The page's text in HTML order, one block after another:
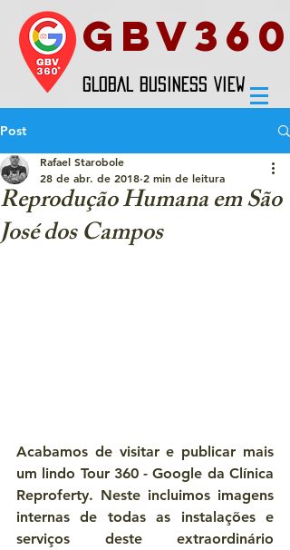
GBV360
GLOBAL BUSINESS VIEW
Post
Reprodução Humana em São
José dos Campos
Rafael Starobole
28 de abr. de 2018 2 min de leitura
Acabamos de visitar e publicar mais
um lindo Tour 360 - Google da Clínica
Reproferty. Neste incluimos imagens
internas de todas as instalações e
serviços deste extraordinário